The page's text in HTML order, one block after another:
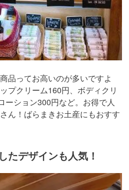
品ってお高いのが多いですよ
プクリーム160円、ボディクリ
ーション300円など。お得で人
ん！ばらまきお土産にもおすす
たデザインも人気！